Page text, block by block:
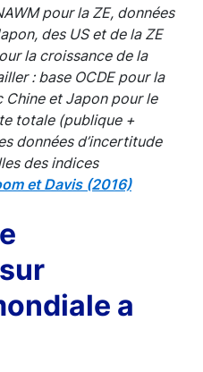
pour la ZE, données
des US et de la ZE
la croissance de la
: base OCDE pour la
Chine et Japon pour le
totale (publique +
données d’incertitude
des indices
et Davis (2016)
a